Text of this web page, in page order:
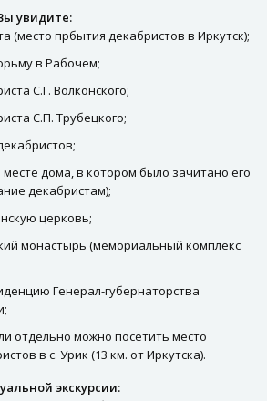
увидите:
(место прбытия декабристов в Иркутск);
в Рабочем;
С.Г. Волконского;
С.П. Трубецкого;
дома, в котором было зачитано его
декабристам);
церковь;
монастырь (мемориальный комплекс
Генерал-губернаторства
отдельно можно посетить место
в с. Урик (13 км. от Иркутска).
экскурсии: